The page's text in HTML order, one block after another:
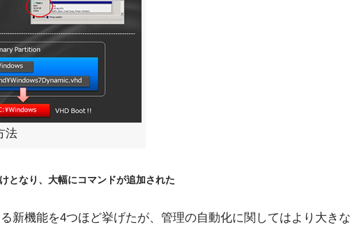
法
となり、大幅にコマンドが追加された
新機能を4つほど挙げたが、管理の自動化に関してはより大きな